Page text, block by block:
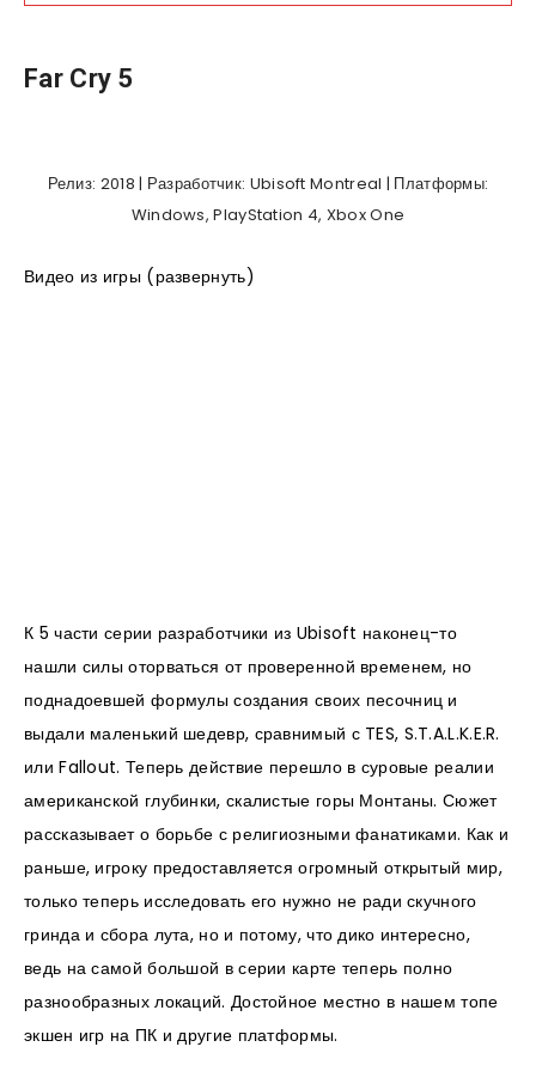
Far Cry 5
Релиз: 2018 | Разработчик: Ubisoft Montreal | Платформы:
Windows, PlayStation 4, Xbox One
Видео из игры (развернуть)
К 5 части серии разработчики из Ubisoft наконец-то
нашли силы оторваться от проверенной временем, но
поднадоевшей формулы создания своих песочниц и
выдали маленький шедевр, сравнимый с TES, S.T.A.L.K.E.R.
или Fallout. Теперь действие перешло в суровые реалии
американской глубинки, скалистые горы Монтаны. Сюжет
рассказывает о борьбе с религиозными фанатиками. Как и
раньше, игроку предоставляется огромный открытый мир,
только теперь исследовать его нужно не ради скучного
гринда и сбора лута, но и потому, что дико интересно,
ведь на самой большой в серии карте теперь полно
разнообразных локаций. Достойное местно в нашем топе
экшен игр на ПК и другие платформы.